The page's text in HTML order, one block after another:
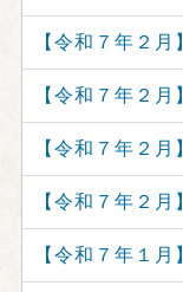
【令和７年２
【令和７年２
【令和７年２
【令和７年２
【令和７年１